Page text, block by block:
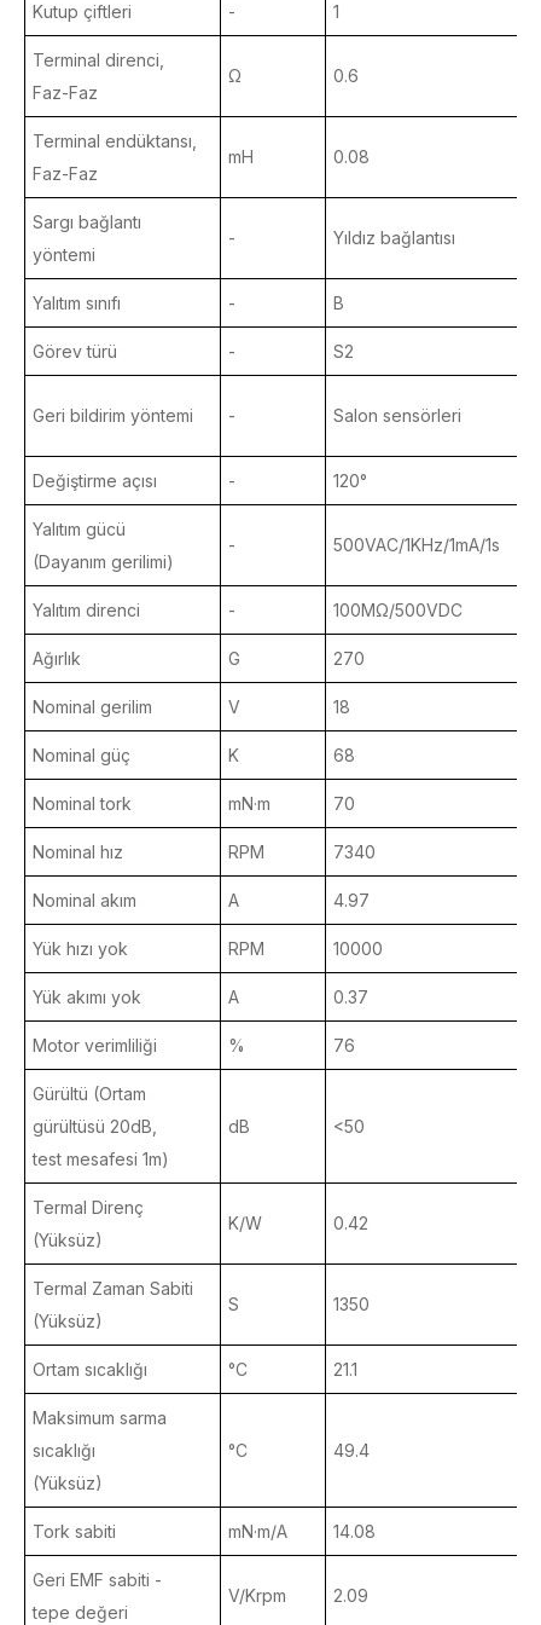
Kutup çiftleri - 1
Terminal direnci,
Faz-Faz
Ω 0.6
Terminal endüktansı,
Faz-Faz
mH 0.08
Sargı bağlantı
yöntemi
- Yıldız bağlantısı
Yalıtım sınıfı - B
Görev türü - S2
Geri bildirim yöntemi - Salon sensörleri
Değiştirme açısı - 120°
Yalıtım gücü
(Dayanım gerilimi)
- 500VAC/1KHz/1mA/1s
Yalıtım direnci - 100MΩ/500VDC
Ağırlık G 270
Nominal gerilim V 18
Nominal güç K 68
Nominal tork mN·m 70
Nominal hız RPM 7340
Nominal akım A 4.97
Yük hızı yok RPM 10000
Yük akımı yok A 0.37
Motor verimliliği % 76
Gürültü (Ortam
gürültüsü 20dB,
test mesafesi 1m)
dB <50
Termal Direnç
(Yüksüz)
K/W 0.42
Termal Zaman Sabiti
(Yüksüz)
S 1350
Ortam sıcaklığı °C 21.1
Maksimum sarma
sıcaklığı
(Yüksüz)
°C 49.4
Tork sabiti mN·m/A 14.08
Geri EMF sabiti -
tepe değeri
V/Krpm 2.09